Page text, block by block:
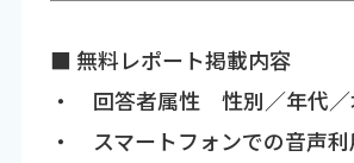
■ 無料レポート掲載内容
・ 回答者属性 性別／年代／
・ スマートフォンでの音声利